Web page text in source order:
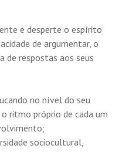
e desperte o espírito
de argumentar, o
de respostas aos seus
no nível do seu
ritmo próprio de cada um
sociocultural,